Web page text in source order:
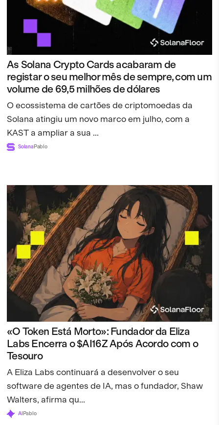
As Solana Crypto Cards acabaram de
registar o seu melhor mês de sempre, com um
volume de 69,5 milhões de dólares
O ecossistema de cartões de criptomoedas da
Solana atingiu um novo marco em julho, com a
KAST a ampliar a sua ...
SolanaPablo
«O Token Está Morto»: Fundador da Eliza
Labs Encerra o $AI16Z Após Acordo com o
Tesouro
A Eliza Labs continuará a desenvolver o seu
software de agentes de IA, mas o fundador, Shaw
Walters, afirma qu...
AI Pablo